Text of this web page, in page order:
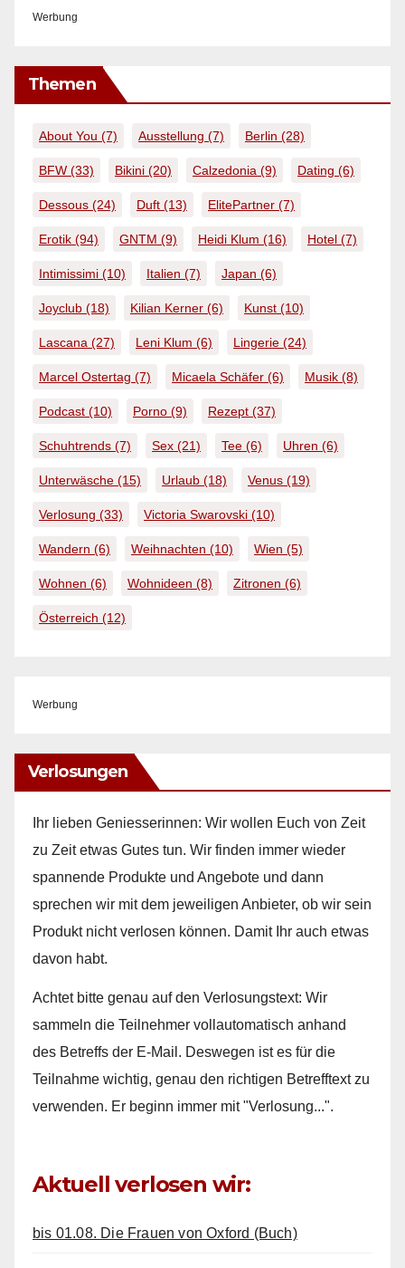
Werbung
Themen
About You (7) Ausstellung (7) Berlin (28)
BFW (33) Bikini (20) Calzedonia (9) Dating (6)
Dessous (24) Duft (13) ElitePartner (7)
Erotik (94) GNTM (9) Heidi Klum (16) Hotel (7)
Intimissimi (10) Italien (7) Japan (6)
Joyclub (18) Kilian Kerner (6) Kunst (10)
Lascana (27) Leni Klum (6) Lingerie (24)
Marcel Ostertag (7) Micaela Schäfer (6) Musik (8)
Podcast (10) Porno (9) Rezept (37)
Schuhtrends (7) Sex (21) Tee (6) Uhren (6)
Unterwäsche (15) Urlaub (18) Venus (19)
Verlosung (33) Victoria Swarovski (10)
Wandern (6) Weihnachten (10) Wien (5)
Wohnen (6) Wohnideen (8) Zitronen (6)
Österreich (12)
Werbung
Verlosungen
Ihr lieben Geniesserinnen: Wir wollen Euch von Zeit
zu Zeit etwas Gutes tun. Wir finden immer wieder
spannende Produkte und Angebote und dann
sprechen wir mit dem jeweiligen Anbieter, ob wir sein
Produkt nicht verlosen können. Damit Ihr auch etwas
davon habt.
Achtet bitte genau auf den Verlosungstext: Wir
sammeln die Teilnehmer vollautomatisch anhand
des Betreffs der E-Mail. Deswegen ist es für die
Teilnahme wichtig, genau den richtigen Betrefftext zu
verwenden. Er beginn immer mit "Verlosung...".
Aktuell verlosen wir:
bis 01.08. Die Frauen von Oxford (Buch)